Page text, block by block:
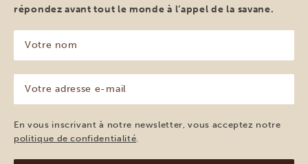
répondez avant tout le monde à l’appel de la savane.
nom
(Nécessaire)
adresse
e-
mail
(Nécessaire)
En vous inscrivant à notre newsletter, vous acceptez notre
politique de confidentialité.